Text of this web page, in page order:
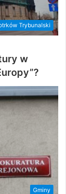
Trybunalski
w
Gminy